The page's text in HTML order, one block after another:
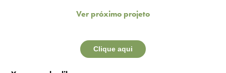
Ver próximo projeto
Clique aqui